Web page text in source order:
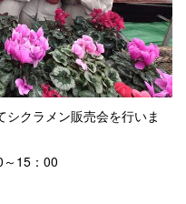
クラメン販売会を行いま
15：00